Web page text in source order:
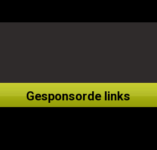
Gesponsorde links